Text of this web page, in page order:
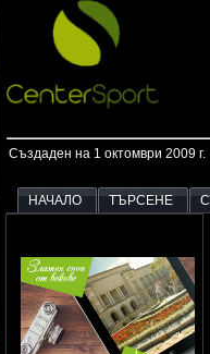
Създаден на 1 октомври 2009 г.
НАЧАЛО ТЪРСЕНЕ